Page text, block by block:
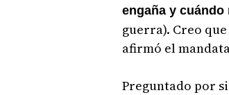
engaña y cuándo
guerra). Creo
afirmó el
Preguntado por